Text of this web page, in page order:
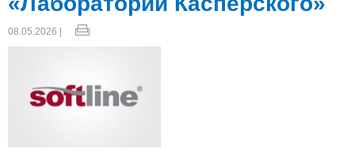
08.05.2026 |